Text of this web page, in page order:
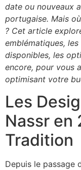
date ou nouveaux
portugaise. Mais
? Cet article
emblématiques,
disponibles, les
encore, pour vous
optimisant votre
Les
Nassr en
Tradition
Depuis le passage